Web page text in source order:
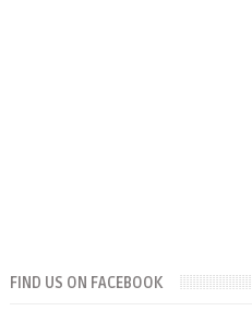
FIND US ON FACEBOOK